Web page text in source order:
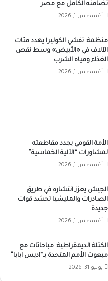
تضامنه الكامل مع مصر
أغسطس 1, 2026
منظمة: تفشي الكوليرا يهدد مئات
الآلاف في «الأبيض» وسط نقص
الغذاء ومياه الشرب
أغسطس 1, 2026
الأمة القومي يجدد مقاطعته
لمشاورات “الآلية الخماسية”
أغسطس 1, 2026
الجيش يعزز انتشاره في طريق
الصادرات والمليشيا تحشد قوات
جديدة
أغسطس 1, 2026
الكتلة الديمقراطية: مباحاثات مع
مبعوث الأمم المتحدة بـ“اديس ابابا”
يوليو 31, 2026